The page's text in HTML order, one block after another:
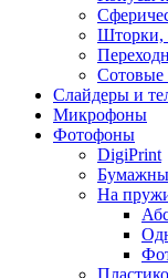
Шторки,
Сотовые
Слайдеры и
Микрофоны
Фотофоны
DigiPrint
На